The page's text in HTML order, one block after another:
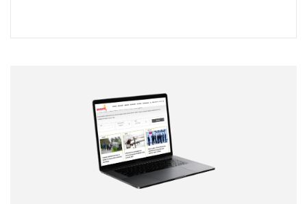
Correo electrónico
Tipo de comentario